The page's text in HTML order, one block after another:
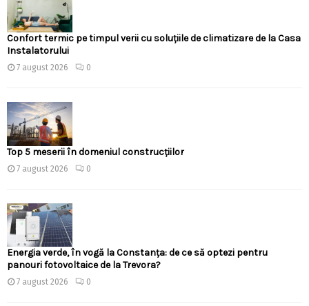
Confort termic pe timpul verii cu soluțiile de climatizare de la Casa
Instalatorului
7 august 2026 0
Top 5 meserii în domeniul construcțiilor
7 august 2026 0
Energia verde, în vogă la Constanța: de ce să optezi pentru
panouri fotovoltaice de la Trevora?
7 august 2026 0